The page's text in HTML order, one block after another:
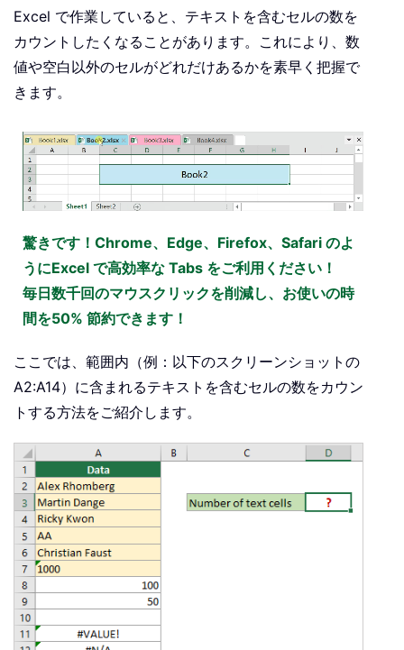
Excel で作業していると、テキストを含むセルの数を
カウントしたくなることがあります。これにより、数
値や空白以外のセルがどれだけあるかを素早く把握で
きます。
驚きです！Chrome、Edge、Firefox、Safari のよ
うにExcel で高効率な Tabs をご利用ください！
毎日数千回のマウスクリックを削減し、お使いの時
間を50% 節約できます！
ここでは、範囲内（例：以下のスクリーンショットの
A2:A14）に含まれるテキストを含むセルの数をカウン
トする方法をご紹介します。